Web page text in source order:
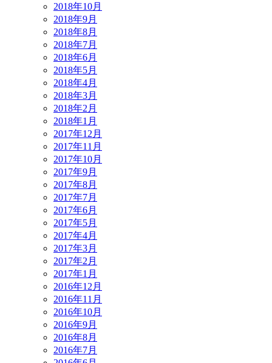
2018年10月
2018年9月
2018年8月
2018年7月
2018年6月
2018年5月
2018年4月
2018年3月
2018年2月
2018年1月
2017年12月
2017年11月
2017年10月
2017年9月
2017年8月
2017年7月
2017年6月
2017年5月
2017年4月
2017年3月
2017年2月
2017年1月
2016年12月
2016年11月
2016年10月
2016年9月
2016年8月
2016年7月